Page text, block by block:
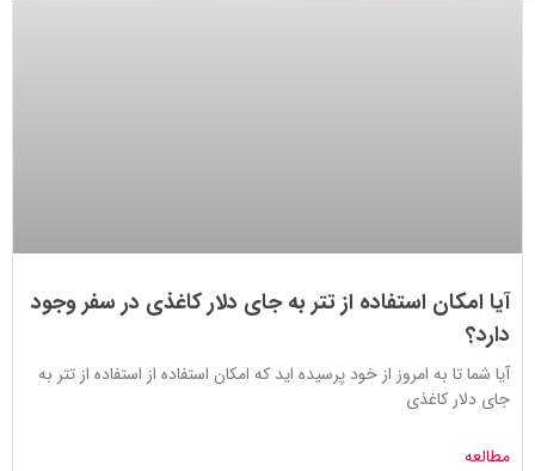
آیا امکان استفاده از تتر به جای دلار کاغذی در سفر وجود
دارد؟
آیا شما تا به امروز از خود پرسیده اید که امکان استفاده از استفاده از تتر به
جای دلار کاغذی
مطالعه